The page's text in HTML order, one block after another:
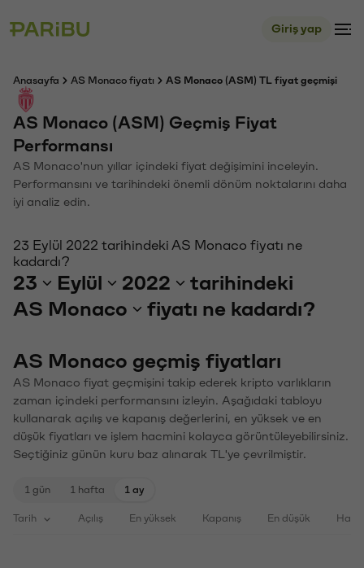
Giriş yap
Anasayfa AS Monaco fiyatı AS Monaco (ASM) TL fiyat geçmişi
AS Monaco (ASM) Geçmiş Fiyat
Performansı
AS Monaco'nun yıllar içindeki fiyat değişimini inceleyin.
Performansını ve tarihindeki önemli dönüm noktalarını daha
iyi analiz edin.
23 Eylül 2022 tarihindeki AS Monaco fiyatı ne
kadardı?
23 Eylül 2022
tarihindeki
AS Monaco
fiyatı ne kadardı?
AS Monaco geçmiş fiyatları
AS Monaco fiyat geçmişini takip ederek kripto varlıkların
zaman içindeki performansını izleyin. Aşağıdaki tabloyu
kullanarak açılış ve kapanış değerlerini, en yüksek ve en
düşük fiyatları ve işlem hacmini kolayca görüntüleyebilirsiniz.
Seçtiğiniz günün kuru baz alınarak TL'ye çevrilmiştir.
1 gün 1 hafta 1 ay
Tarih Açılış En yüksek Kapanış En düşük